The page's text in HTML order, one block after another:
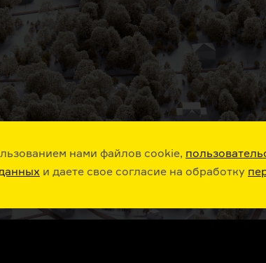
нами файлов cookie,
и даете свое согласие на обработку
3 Дача Корнея
Лекция № 3.
инженеры и дома
на глазок: история
стройки и
Переделкина
Читает Юлия
Play